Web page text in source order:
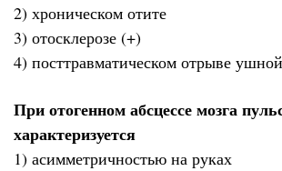
2) хроническом отите
3) отосклерозе (+)
4) посттравматическом отрыве
При отогенном абсцессе мозга
характеризуется
1) асимметричностью на руках